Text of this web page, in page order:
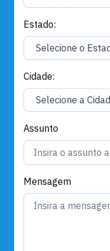
Estado:
Cidade:
Assunto
Mensagem